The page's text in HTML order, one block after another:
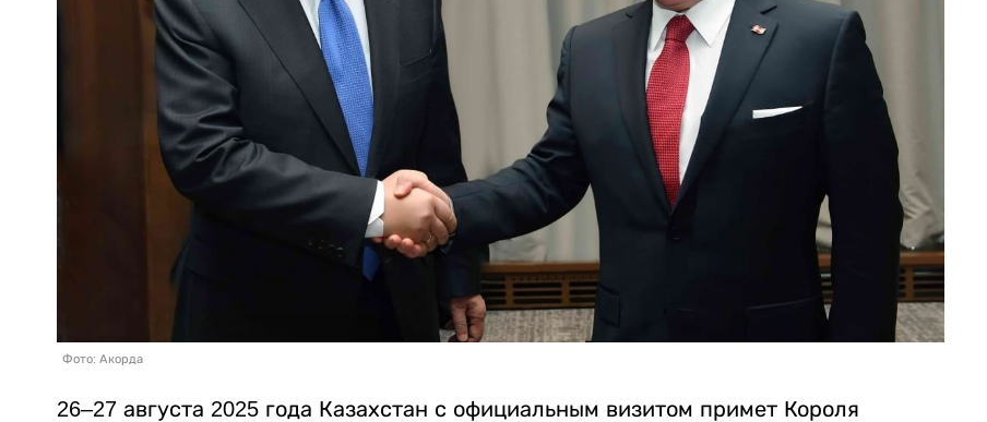
Фото: Акорда
26–27 августа 2025 года Казахстан с официальным визитом примет Короля